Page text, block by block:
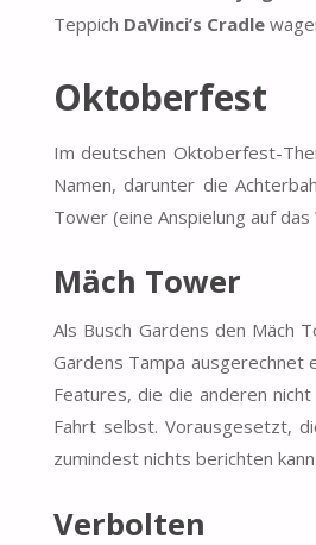
Teppich DaVinci’s Cradle
Oktoberfest
Im deutschen Oktoberfest-
Namen, darunter die
Tower (eine Anspielung auf
Mäch Tower
Als Busch Gardens den Mäch
Gardens Tampa ausgerechnet
Features, die die anderen
Fahrt selbst. Vorausgesetzt,
zumindest nichts berichten kann.
Verbolten